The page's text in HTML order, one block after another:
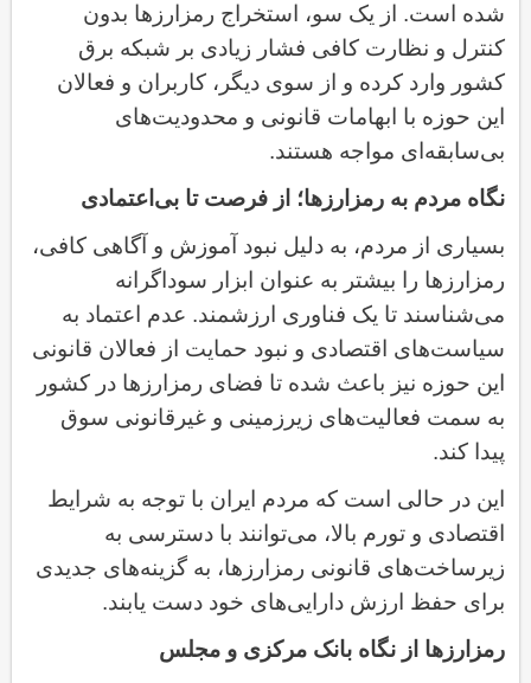
شده است. از یک سو، استخراج رمزارزها بدون
کنترل و نظارت کافی فشار زیادی بر شبکه برق
کشور وارد کرده و از سوی دیگر، کاربران و فعالان
این حوزه با ابهامات قانونی و محدودیت‌های
بی‌سابقه‌ای مواجه هستند.
نگاه مردم به رمزارزها؛ از فرصت تا بی‌اعتمادی
بسیاری از مردم، به دلیل نبود آموزش و آگاهی کافی،
رمزارزها را بیشتر به عنوان ابزار سوداگرانه
می‌شناسند تا یک فناوری ارزشمند. عدم اعتماد به
سیاست‌های اقتصادی و نبود حمایت از فعالان قانونی
این حوزه نیز باعث شده تا فضای رمزارزها در کشور
به سمت فعالیت‌های زیرزمینی و غیرقانونی سوق
پیدا کند.
این در حالی است که مردم ایران با توجه به شرایط
اقتصادی و تورم بالا، می‌توانند با دسترسی به
زیرساخت‌های قانونی رمزارزها، به گزینه‌های جدیدی
برای حفظ ارزش دارایی‌های خود دست یابند.
رمزارزها از نگاه بانک مرکزی و مجلس